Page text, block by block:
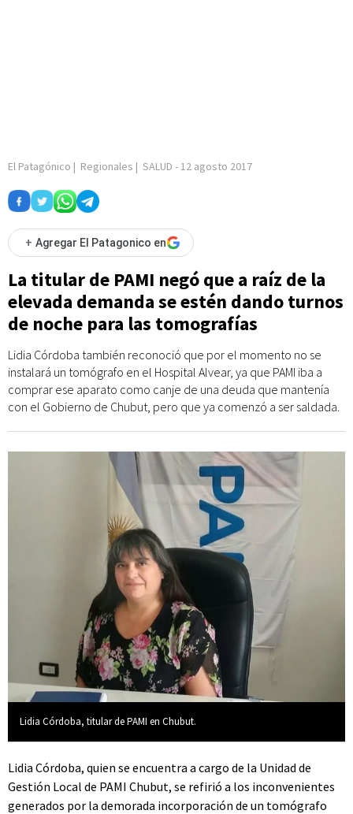
El Patagónico | Regionales | SALUD - 12 agosto 2017
+ Agregar El Patagonico en
La titular de PAMI negó que a raíz de la
elevada demanda se estén dando turnos
de noche para las tomografías
Lidia Córdoba también reconoció que por el momento no se
instalará un tomógrafo en el Hospital Alvear, ya que PAMI iba a
comprar ese aparato como canje de una deuda que mantenía
con el Gobierno de Chubut, pero que ya comenzó a ser saldada.
Lidia Córdoba, titular de PAMI en Chubut.
Lidia Córdoba, quien se encuentra a cargo de la Unidad de
Gestión Local de PAMI Chubut, se refirió a los inconvenientes
generados por la demorada incorporación de un tomógrafo